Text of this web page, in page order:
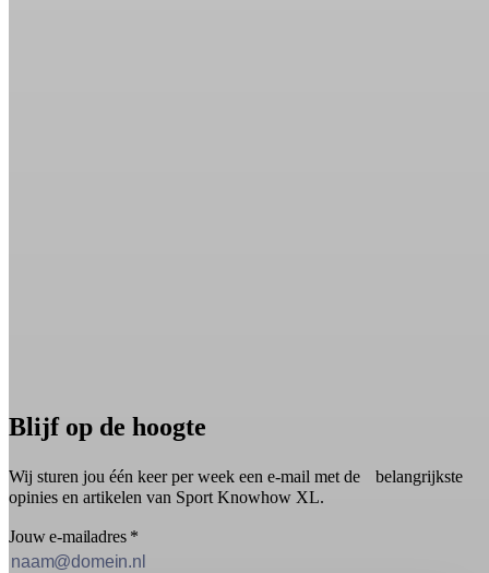
Blijf op de hoogte
Wij sturen jou één keer per week een e-mail met de belangrijkste
opinies en artikelen van Sport Knowhow XL.
Jouw e-mailadres *